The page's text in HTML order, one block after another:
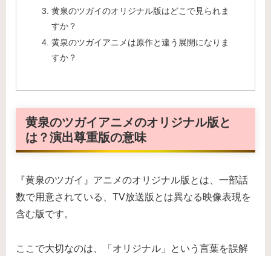
黄泉のツガイのオリジナル版はどこで見られま
すか？
黄泉のツガイアニメは原作と違う展開になりま
すか？
黄泉のツガイアニメのオリジナル版と
は？演出尊重版の意味
『黄泉のツガイ』アニメのオリジナル版とは、一部話
数で用意されている、TV放送版とは異なる映像表現を
含む版です。
ここで大切なのは、「オリジナル」という言葉を誤解